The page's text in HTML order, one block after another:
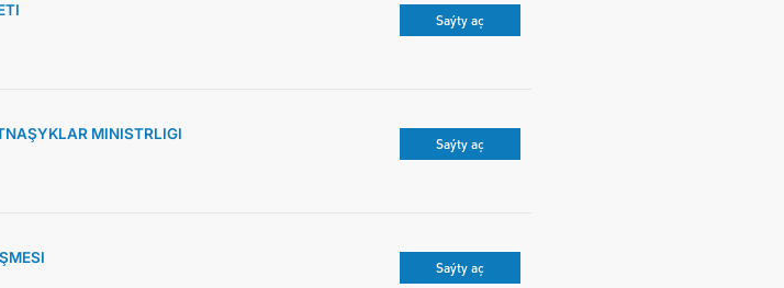
Saýty aç
MINISTRLIGI
Saýty aç
Saýty aç